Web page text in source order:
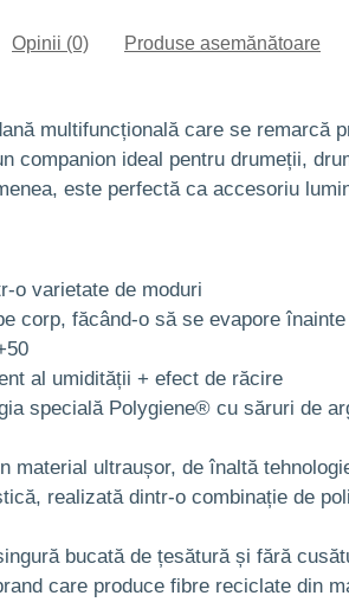
Opinii (0) Produse asemănătoare
multifuncțională care se remarcă
ideal pentru drumeții,
este perfectă ca accesoriu
o varietate de moduri
corp, făcând-o să se evapore
al umidității + efect de răcire
specială Polygiene® cu săruri de
ultraușor, de înaltă
realizată dintr-o combinație de
bucată de țesătură și fără
care produce fibre reciclate din